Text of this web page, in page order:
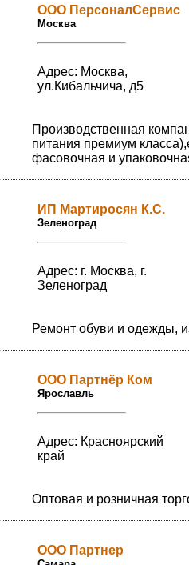
ООО ПерсоналСервис
Москва
Адрес: Москва,
ул.Кибальчича, д5
Производственная
питания премиум
фасовочная и
ИП Мартиросян К.С.
Зеленоград
Адрес: г. Москва, г.
Зеленоград
Ремонт обуви и одежды,
ООО Партнёр Ком
Ярославль
Адрес: Красноярский
край
Оптовая и розничная
ООО Партнер